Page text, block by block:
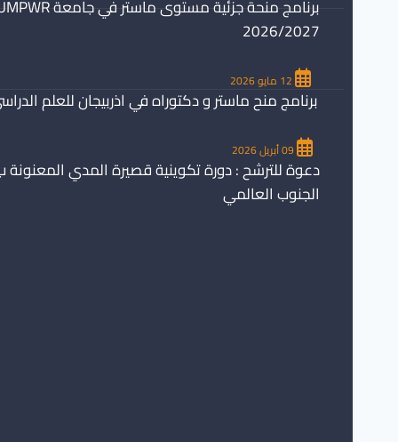
2026/2027
برنامج منح ماستر و دكتوراه في اذربيجان للعلم الدراسي 2026/
09 أبريل 2026
دعوة للترشح : دورة تكوينية قصيرة المدي المعنونة
الجنوب العالمي